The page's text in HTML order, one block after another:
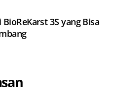
3S yang Bisa